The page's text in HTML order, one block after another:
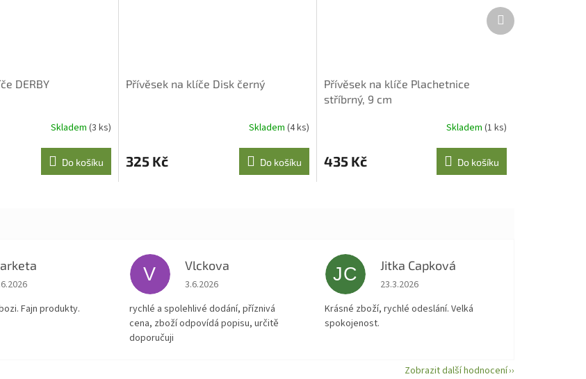
DERBY
Skladem (3 ks)
Do košíku
Přívěsek na klíče Disk černý
Skladem (4 ks)
325 Kč Do košíku
Přívěsek na klíče Plachetnice
stříbrný, 9 cm
Skladem (1 ks)
435 Kč Do košíku
Další
produkt
obchodu je 5 z 5 hvězdiček.
Fajn produkty.
V Vlckova
Hodnocení obchodu je 5 z 5 hvězdiček.
3.6.2026
rychlé a spolehlivé dodání, příznivá
cena, zboží odpovídá popisu, určitě
doporučuji
JC Jitka Capková
Hodnocení obchodu je 5 z 5 hvězdiček.
23.3.2026
Krásné zboží, rychlé odeslání. Velká
spokojenost.
Zobrazit další hodnocení